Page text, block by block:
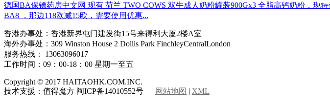
德国BA保镖药房中文网 现有 荷兰 TWO COWS 双牛成人奶粉罐装900Gx3 全脂高钙奶粉，现
BA8 ，那边118欧减15欧，需要使用优惠...
香港办事处：香港新界屯门建发街15号来得利大厦2楼A室
海外办事处：309 Winston House 2 Dollis Park FinchleyCentralLondon
服务热线： 13063096017
工作时间：09：00-18：00 星期一至五
Copyright © 2017 HAITAOHK.COM.INC.
技术支援：值得魔方 闽ICP备14010552号
网站地图 | XML